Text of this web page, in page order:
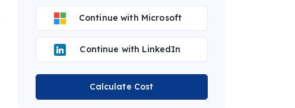
Continue with Microsoft
Continue with LinkedIn
Calculate Cost